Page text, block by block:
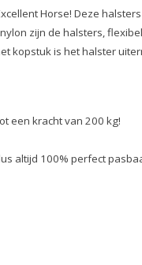
Horse! Deze
zijn de halsters,
kopstuk is het halster
een kracht van 200 kg!
altijd 100% perfect